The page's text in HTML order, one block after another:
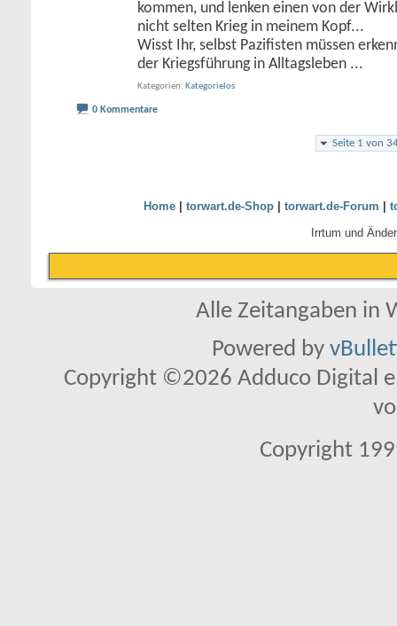
kommen, und lenken einen von der
nicht selten Krieg in meinem Kopf...
Wisst Ihr, selbst Pazifisten müssen
der Kriegsführung in Alltagsleben ...
Kategorien Kategorielos
0 Kommentare
Seite 1 von
Home| torwart.de-Shop| torwart.de-Forum |
Irrtum und
Alle Zeitangaben in
Powered by
Copyright ©2026 Adduco Digital
Copyright